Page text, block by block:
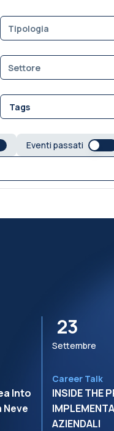
Tipologia
Settore
Tags
Eventi passati
Into
Neve
23
Settembre
Career Talk
INSIDE THE
AZIENDALI